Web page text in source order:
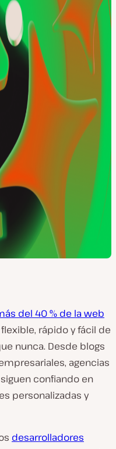
del 40 % de la web
rápido y fácil de
nunca. Desde blogs
agencias
confiando en
personalizadas y
desarrolladores